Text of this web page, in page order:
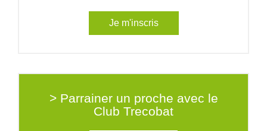
Je m'inscris
> Parrainer un proche avec le
Club Trecobat